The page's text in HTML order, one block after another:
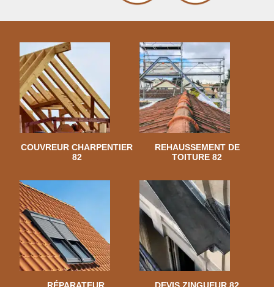
COUVREUR CHARPENTIER
82
REHAUSSEMENT DE
TOITURE 82